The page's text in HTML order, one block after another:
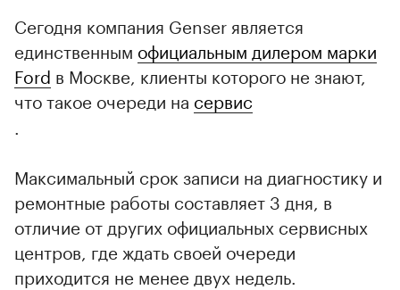
Сегодня компания Genser является
единственным официальным дилером марки
Ford в Москве, клиенты которого не знают,
что такое очереди на сервис
Максимальный срок записи на диагностику и
ремонтные работы составляет 3 дня, в
отличие от других официальных сервисных
центров, где ждать своей очереди
приходится не менее двух недель.